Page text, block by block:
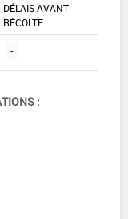
DÉLAIS AVANT
RÉCOLTE
-
: